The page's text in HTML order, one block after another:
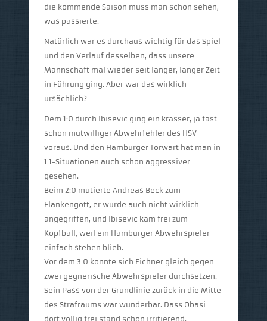
die kommende Saison muss man schon sehen,
was passierte.
Natürlich war es durchaus wichtig für das Spiel
und den Verlauf desselben, dass unsere
Mannschaft mal wieder seit langer, langer Zeit
in Führung ging. Aber war das wirklich
ursächlich?
Dem 1:0 durch Ibisevic ging ein krasser, ja fast
schon mutwilliger Abwehrfehler des HSV
voraus. Und den Hamburger Torwart hat man in
1:1-Situationen auch schon aggressiver
gesehen.
Beim 2:0 mutierte Andreas Beck zum
Flankengott, er wurde auch nicht wirklich
angegriffen, und Ibisevic kam frei zum
Kopfball, weil ein Hamburger Abwehrspieler
einfach stehen blieb.
Vor dem 3:0 konnte sich Eichner gleich gegen
zwei gegnerische Abwehrspieler durchsetzen.
Sein Pass von der Grundlinie zurück in die Mitte
des Strafraums war wunderbar. Dass Obasi
dort völlig frei stand schon irritierend.